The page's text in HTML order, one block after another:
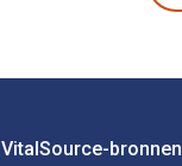
VitalSource-bronnen